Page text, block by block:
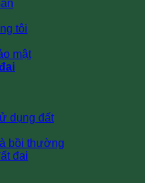
tôi
mật
dụng đất
bồi thường
đai